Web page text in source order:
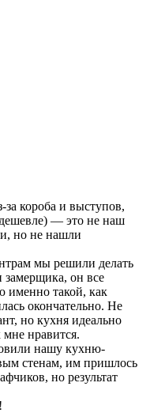
за короба и выступов,
— это не наш
но не нашли
мы решили делать
замерщика, он все
именно такой, как
окончательно. Не
но кухня идеально
мне нравится.
нашу кухню-
стенам, им пришлось
но результат